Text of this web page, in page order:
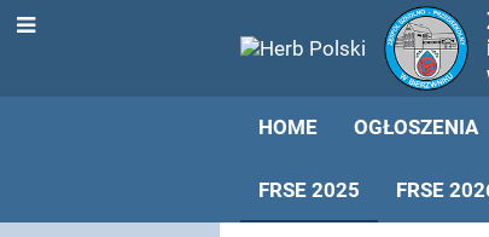
HOME OGŁOSZENIA
FRSE 2025 FRSE